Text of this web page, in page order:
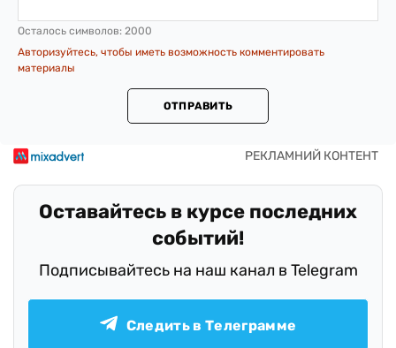
Осталось символов: 2000
Авторизуйтесь, чтобы иметь возможность комментировать
материалы
ОТПРАВИТЬ
Оставайтесь в курсе последних
событий!
Подписывайтесь на наш канал в Telegram
Следить в Телеграмме